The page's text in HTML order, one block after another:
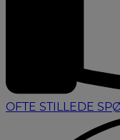
OFTE STILLEDE